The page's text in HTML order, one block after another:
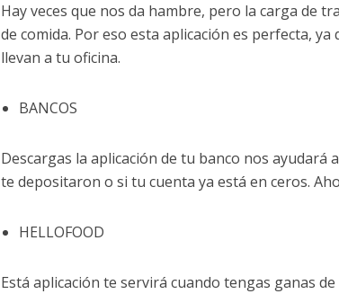
Hay veces que nos da hambre, pero la carga de
de comida. Por eso esta aplicación es perfecta,
llevan a tu oficina.
BANCOS
Descargas la aplicación de tu banco nos
te depositaron o si tu cuenta ya está en ceros.
HELLOFOOD
Está aplicación te servirá cuando tengas ganas